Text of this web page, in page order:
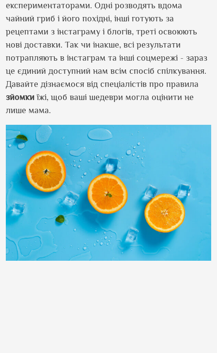
експериментаторами. Одні розводять вдома
чайний гриб і його похідні, інші готують за
рецептами з інстаграму і блогів, треті освоюють
нові доставки. Так чи інакше, всі результати
потрапляють в інстаграм та інші соцмережі - зараз
це єдиний доступний нам всім спосіб спілкування.
Давайте дізнаємося від спеціалістів про правила
зйомки їжі, щоб ваші шедеври могла оцінити не
лише мама.